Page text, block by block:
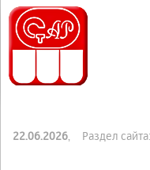
22.06.2026 , Раздел сайта: